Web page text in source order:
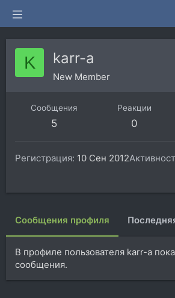
K karr-a
New Member
Сообщения
5
Реакции
0
Регистрация 10 Сен 2012
Сообщения профиля
В профиле пользователя karr-a
сообщения.